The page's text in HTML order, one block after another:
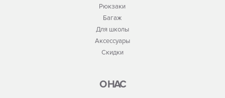
Рюкзаки
Багаж
Для школы
Аксессуары
Скидки
О НАС